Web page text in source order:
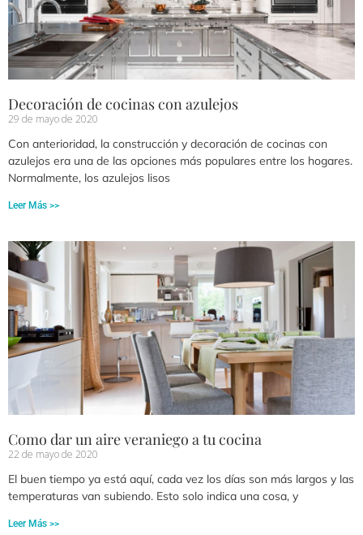
Decoración de cocinas con azulejos
29 de mayo de 2020
Con anterioridad, la construcción y decoración de cocinas con
azulejos era una de las opciones más populares entre los hogares.
Normalmente, los azulejos lisos
Leer Más >>
Como dar un aire veraniego a tu cocina
22 de mayo de 2020
El buen tiempo ya está aquí, cada vez los días son más largos y las
temperaturas van subiendo. Esto solo indica una cosa, y
Leer Más >>